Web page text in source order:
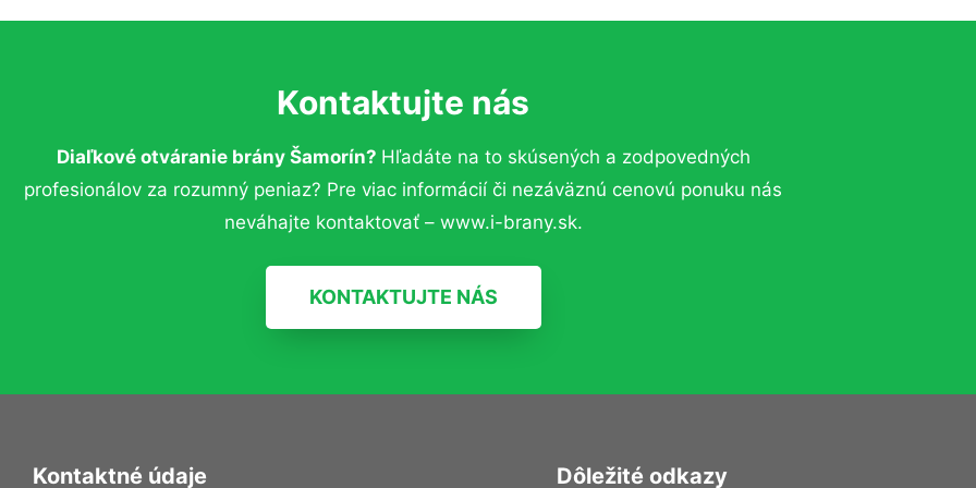
Kontaktujte nás
Diaľkové otváranie brány Šamorín? Hľadáte na to skúsených a zodpovedných
profesionálov za rozumný peniaz? Pre viac informácií či nezáväznú cenovú ponuku nás
neváhajte kontaktovať – www.i-brany.sk.
KONTAKTUJTE NÁS
Kontaktné údaje Dôležité odkazy